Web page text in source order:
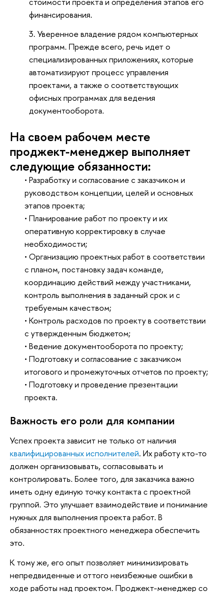
финансирования.
Уверенное владение рядом компьютерных
программ. Прежде всего, речь идет о
специализированных приложениях, которые
автоматизируют процесс управления
проектами, а также о соответствующих
офисных программах для ведения
документооборота.
На своем рабочем месте
проджект-менеджер выполняет
следующие обязанности:
• Разработку и согласование с заказчиком и
руководством концепции, целей и основных
этапов проекта;
• Планирование работ по проекту и их
оперативную корректировку в случае
необходимости;
• Организацию проектных работ в соответствии
с планом, постановку задач команде,
координацию действий между участниками,
контроль выполнения в заданный срок и с
требуемым качеством;
• Контроль расходов по проекту в соответствии
с утвержденным бюджетом;
• Ведение документооборота по проекту;
• Подготовку и согласование с заказчиком
итогового и промежуточных отчетов по проекту;
• Подготовку и проведение презентации
проекта.
Важность его роли для компании
Успех проекта зависит не только от наличия
квалифицированных исполнителей. Их работу кто-то
должен организовывать, согласовывать и
контролировать. Более того, для заказчика важно
иметь одну единую точку контакта с проектной
группой. Это улучшает взаимодействие и понимание
нужных для выполнения проекта работ. В
обязанностях проектного менеджера обеспечить
это.
К тому же, его опыт позволяет минимизировать
непредвиденные и оттого неизбежные ошибки в
ходе работы над проектом. Проджект-менеджер со